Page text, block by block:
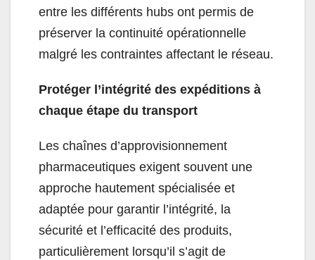
entre les différents hubs ont permis de
préserver la continuité opérationnelle
malgré les contraintes affectant le réseau.
Protéger l’intégrité des expéditions à
chaque étape du transport
Les chaînes d’approvisionnement
pharmaceutiques exigent souvent une
approche hautement spécialisée et
adaptée pour garantir l’intégrité, la
sécurité et l’efficacité des produits,
particulièrement lorsqu’il s’agit de